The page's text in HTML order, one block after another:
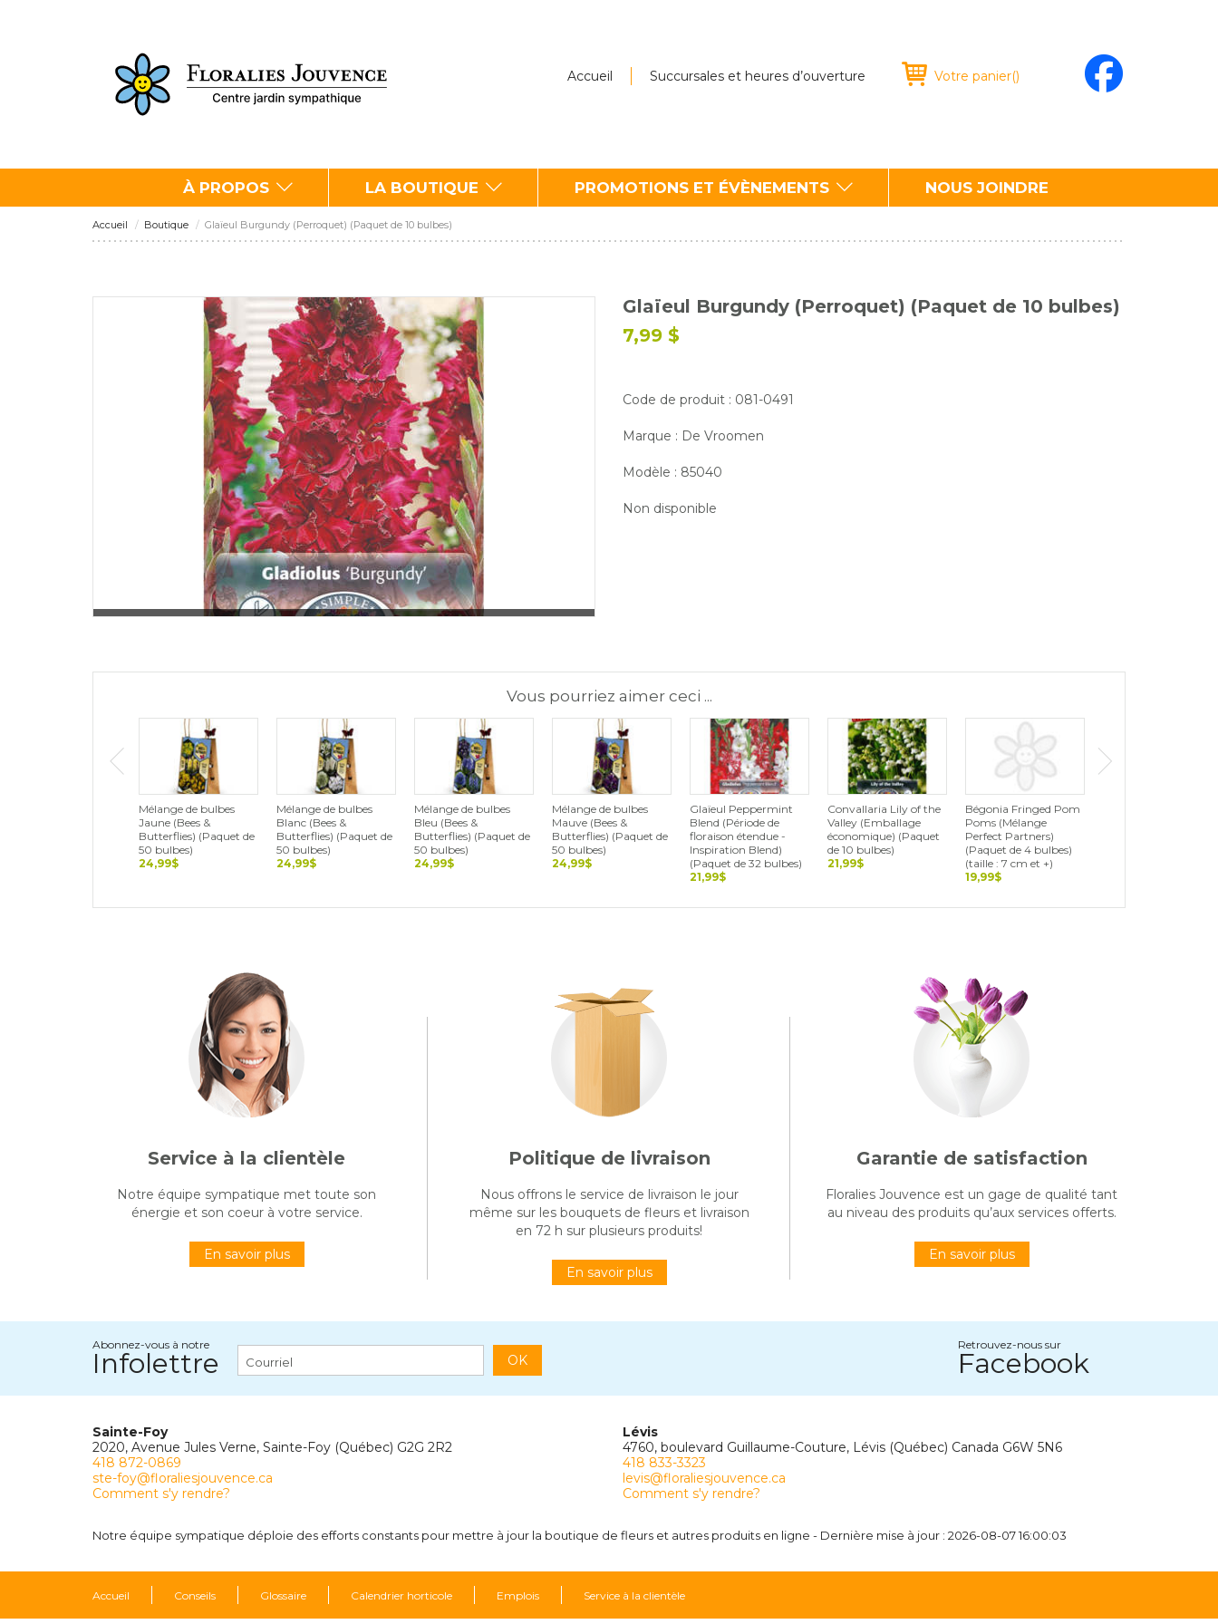
Accueil Succursales et heures d’ouverture Votre panier()
À PROPOS LA BOUTIQUE PROMOTIONS ET ÉVÈNEMENTS NOUS JOINDRE
Accueil Boutique Glaïeul Burgundy (Perroquet) (Paquet de 10 bulbes)
Glaïeul Burgundy (Perroquet) (Paquet de 10 bulbes)
7,99 $
Code de produit : 081-0491
Marque : De Vroomen
Modèle : 85040
Non disponible
Vous pourriez aimer ceci ...
Mélange de bulbes
Jaune (Bees &
Butterflies) (Paquet de
50 bulbes)
24,99$
Mélange de bulbes
Blanc (Bees &
Butterflies) (Paquet de
50 bulbes)
24,99$
Mélange de bulbes
Bleu (Bees &
Butterflies) (Paquet de
50 bulbes)
24,99$
Mélange de bulbes
Mauve (Bees &
Butterflies) (Paquet de
50 bulbes)
24,99$
Glaïeul Peppermint
Blend (Période de
floraison étendue -
Inspiration Blend)
(Paquet de 32 bulbes)
21,99$
Convallaria Lily of the
Valley (Emballage
économique) (Paquet
de 10 bulbes)
21,99$
Bégonia Fringed Pom
Poms (Mélange
Perfect Partners)
(Paquet de 4 bulbes)
(taille : 7 cm et +)
19,99$
Service à la clientèle
Notre équipe sympatique met toute son
énergie et son coeur à votre service.
En savoir plus
Politique de livraison
Nous offrons le service de livraison le jour
même sur les bouquets de fleurs et livraison
en 72 h sur plusieurs produits!
En savoir plus
Garantie de satisfaction
Floralies Jouvence est un gage de qualité tant
au niveau des produits qu’aux services offerts.
En savoir plus
Abonnez-vous à notre
Infolettre OK
Retrouvez-nous sur
Facebook
Sainte-Foy
2020, Avenue Jules Verne, Sainte-Foy (Québec) G2G 2R2
418 872-0869
ste-foy@floraliesjouvence.ca
Comment s'y rendre?
Lévis
4760, boulevard Guillaume-Couture, Lévis (Québec) Canada G6W 5N6
418 833-3323
levis@floraliesjouvence.ca
Comment s'y rendre?
Notre équipe sympatique déploie des efforts constants pour mettre à jour la boutique de fleurs et autres produits en ligne - Dernière mise à jour : 2026-08-07 16:00:03
Accueil Conseils Glossaire Calendrier horticole Emplois Service à la clientèle